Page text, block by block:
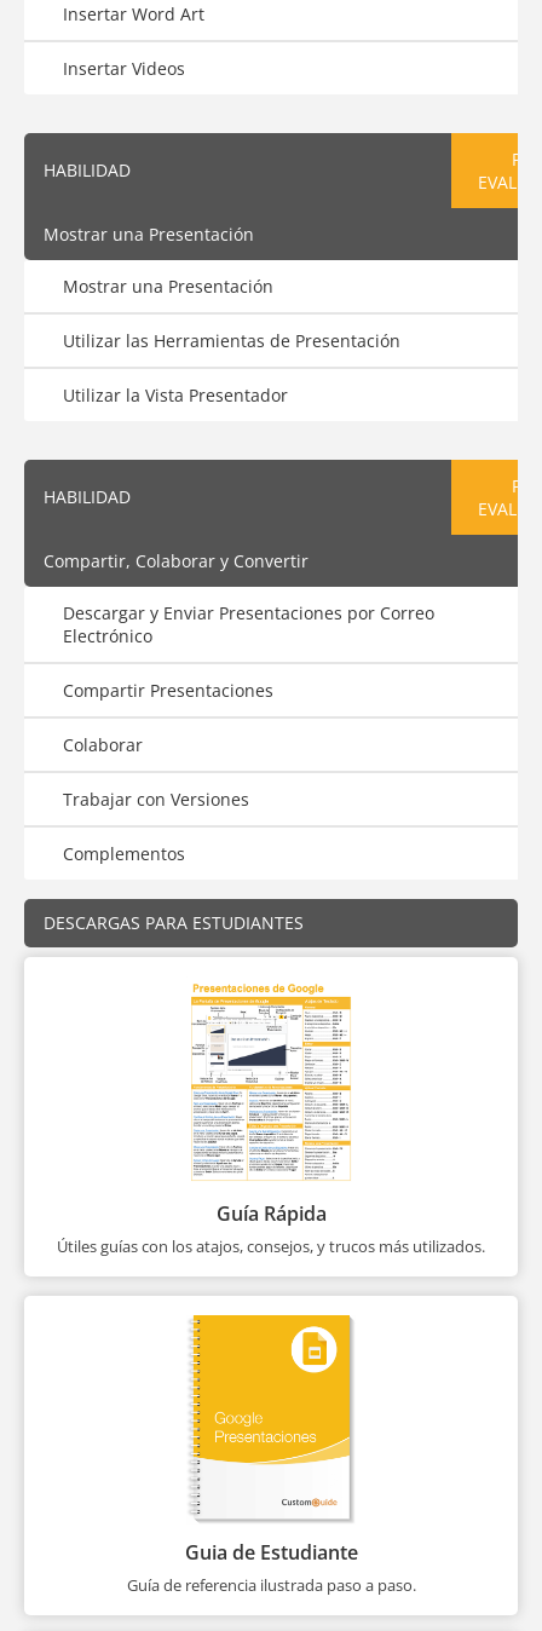
Insertar Word Art
Insertar Videos
HABILIDAD
Mostrar una Presentación
Mostrar una Presentación
Utilizar las Herramientas de Presentación
Utilizar la Vista Presentador
HABILIDAD
Compartir, Colaborar y Convertir
Descargar y Enviar Presentaciones por Correo
Electrónico
Compartir Presentaciones
Colaborar
Trabajar con Versiones
Complementos
DESCARGAS PARA ESTUDIANTES
Guía Rápida
Útiles guías con los atajos, consejos, y trucos más utilizados.
Guia de Estudiante
Guía de referencia ilustrada paso a paso.